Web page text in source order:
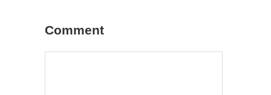
Comment